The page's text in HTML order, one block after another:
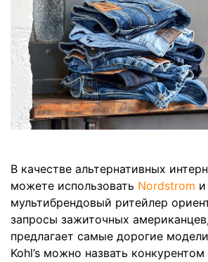
В качестве альтернативных
можете использовать Nordstrom и
мультибрендовый ритейлер
запросы зажиточных
предлагает самые дорогие
Kohl’s можно назвать